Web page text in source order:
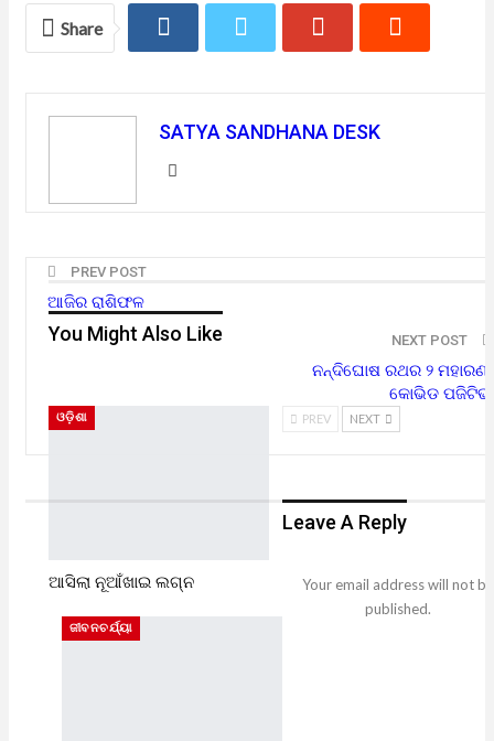
Share
SATYA SANDHANA DESK
PREV POST
ଆଜିର ରାଶିଫଳ
NEXT POST
ନନ୍ଦିଘୋଷ ରଥର ୨ ମହାରଣା
କୋଭିଡ ପଜିଟିଭ
You Might Also Like
ଓଡ଼ିଶା
ଆସିଲା ନୂଆଁଖାଇ ଲଗ୍ନ
ଜୀବନଚର୍ଯ୍ୟା
PREV NEXT
Leave A Reply
Your email address will not be
published.